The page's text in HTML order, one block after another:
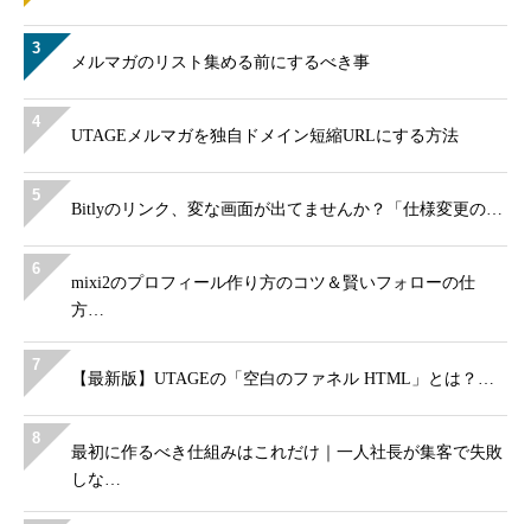
3
メルマガのリスト集める前にするべき事
4
UTAGEメルマガを独自ドメイン短縮URLにする方法
5
Bitlyのリンク、変な画面が出てませんか？「仕様変更の…
6
mixi2のプロフィール作り方のコツ＆賢いフォローの仕
方…
7
【最新版】UTAGEの「空白のファネル HTML」とは？…
8
最初に作るべき仕組みはこれだけ｜一人社長が集客で失敗
しな…